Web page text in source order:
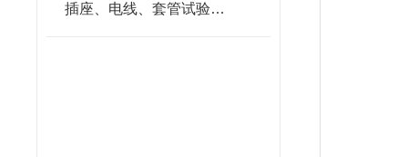
插座、电线、套管试验仪器